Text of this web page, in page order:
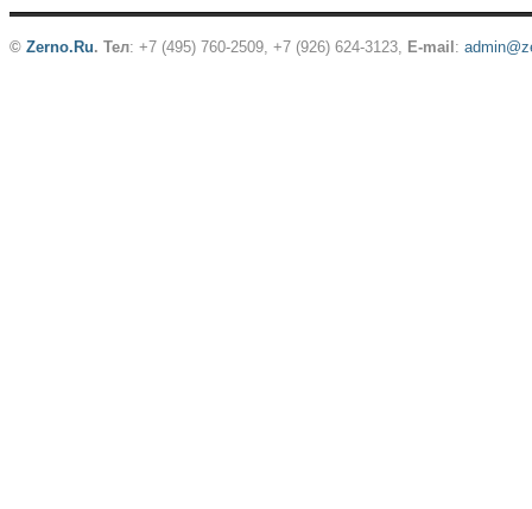
© Zerno.Ru. Тел: +7 (495) 760-2509, +7 (926) 624-3123, E-mail :